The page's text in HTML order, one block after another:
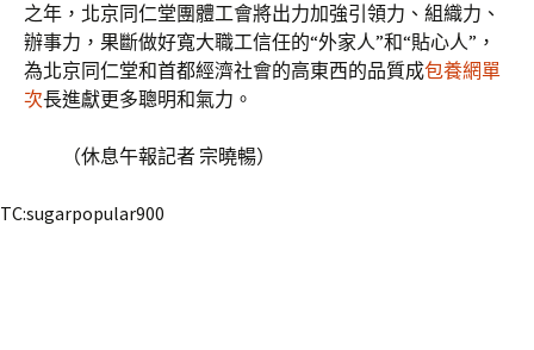
之年，北京同仁堂團體工會將出力加強引領力、組織力、
辦事力，果斷做好寬大職工信任的“外家人”和“貼心人”，
為北京同仁堂和首都經濟社會的高東西的品質成包養網單
次長進獻更多聰明和氣力。
（休息午報記者 宗曉暢）
TC:sugarpopular900